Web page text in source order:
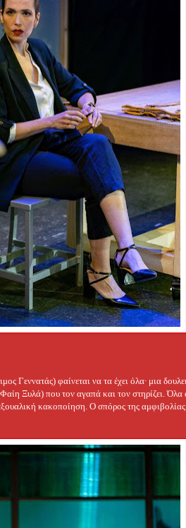
Γεννατάς) φαίνεται να τα έχει όλα∙ μια
Ξυλά) που τον αγαπά και τον στηρίζει. Όλα
κακοποίηση. Ο σπόρος της